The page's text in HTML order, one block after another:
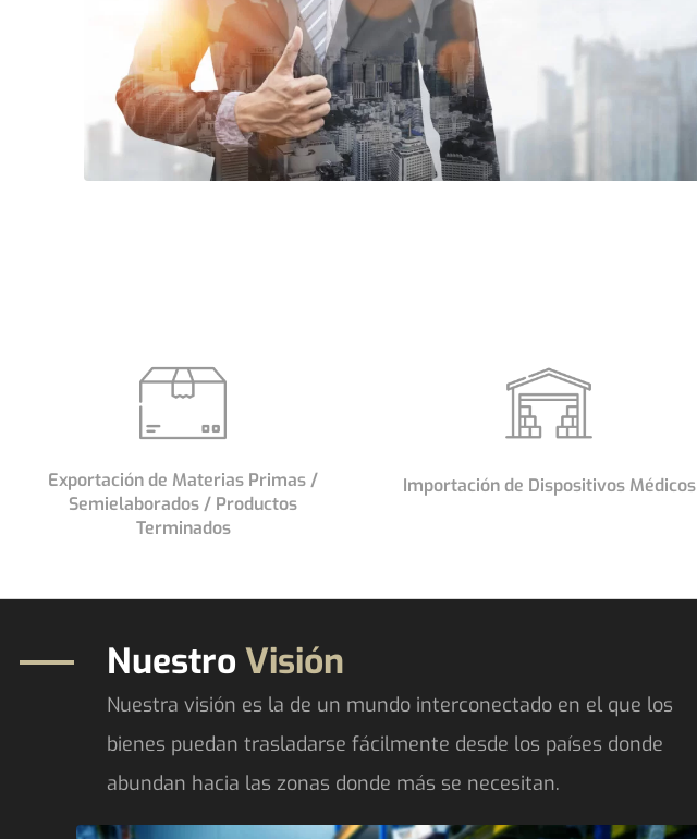
A través de nuestra asociación con Big Start Global,
tenemos acceso a un equipo de más de 50 expertos
en comercio, control de calidad y técnicos en todo el
mundo. Nuestra red de servicios ampliada con otras
posibilidad de diversificar sectores de suministro.
Exportación de Materias Primas /
Semielaborados / Productos
Terminados
Importación de Dispositivos Médicos
Nuestro Visión
Nuestra visión es la de un mundo interconectado en el que los
bienes puedan trasladarse fácilmente desde los países donde
abundan hacia las zonas donde más se necesitan.